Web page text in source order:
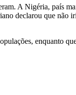
A Nigéria,
declarou que não
enquanto